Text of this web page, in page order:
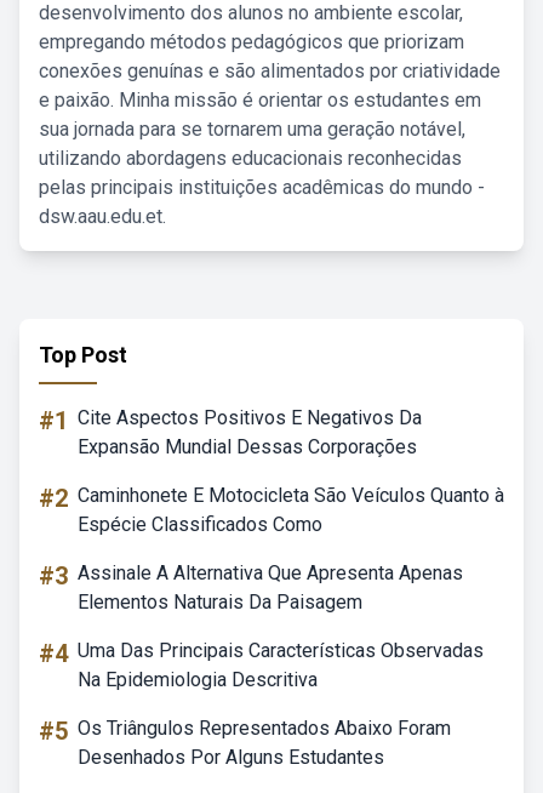
desenvolvimento dos alunos no ambiente escolar,
empregando métodos pedagógicos que priorizam
conexões genuínas e são alimentados por criatividade
e paixão. Minha missão é orientar os estudantes em
sua jornada para se tornarem uma geração notável,
utilizando abordagens educacionais reconhecidas
pelas principais instituições acadêmicas do mundo -
dsw.aau.edu.et.
Top Post
#1 Cite Aspectos Positivos E Negativos Da
Expansão Mundial Dessas Corporações
#2 Caminhonete E Motocicleta São Veículos Quanto à
Espécie Classificados Como
#3 Assinale A Alternativa Que Apresenta Apenas
Elementos Naturais Da Paisagem
#4 Uma Das Principais Características Observadas
Na Epidemiologia Descritiva
#5 Os Triângulos Representados Abaixo Foram
Desenhados Por Alguns Estudantes